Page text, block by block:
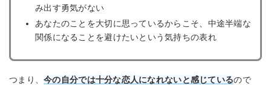
み出す勇気がない
あなたのことを大切に思っているからこそ、中途半端な
関係になることを避けたいという気持ちの表れ
つまり、今の自分では十分な恋人になれないと感じているので